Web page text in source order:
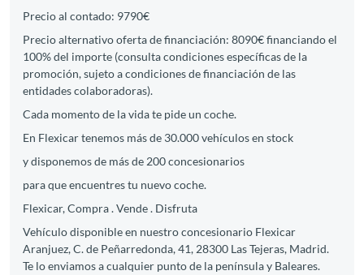
Precio al contado: 9790€
Precio alternativo oferta de financiación: 8090€ financiando el
100% del importe (consulta condiciones específicas de la
promoción, sujeto a condiciones de financiación de las
entidades colaboradoras).
Cada momento de la vida te pide un coche.
En Flexicar tenemos más de 30.000 vehículos en stock
y disponemos de más de 200 concesionarios
para que encuentres tu nuevo coche.
Flexicar, Compra . Vende . Disfruta
Vehículo disponible en nuestro concesionario Flexicar
Aranjuez, C. de Peñarredonda, 41, 28300 Las Tejeras, Madrid.
Te lo enviamos a cualquier punto de la península y Baleares.